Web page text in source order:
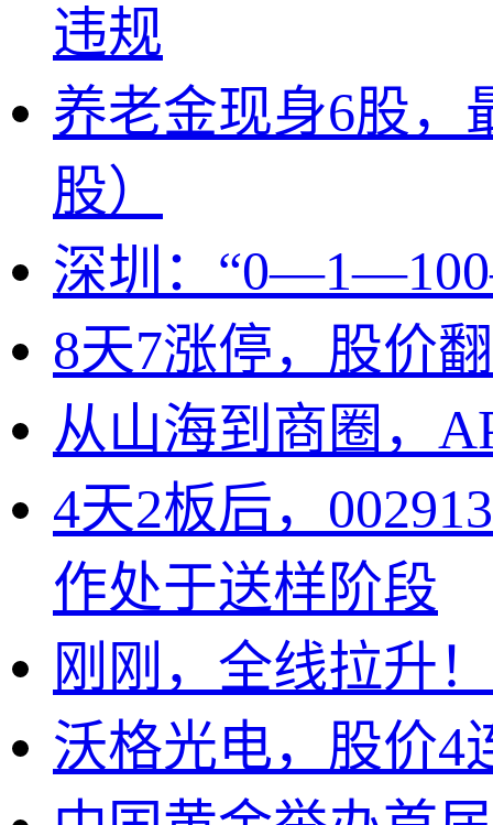
违规
养老金现身6股，
股）
深圳：
8天7涨停，股价
从山海到商圈，
4天2板后，
作处于送样阶段
刚刚，全线拉升
沃格光电，股价4